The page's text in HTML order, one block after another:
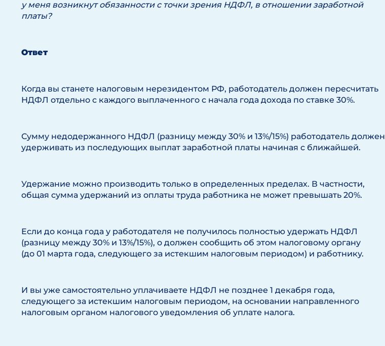
у меня возникнут обязанности с точки зрения НДФЛ, в отношении заработной
платы?
Ответ
Когда вы станете налоговым нерезидентом РФ, работодатель должен пересчитать
НДФЛ отдельно с каждого выплаченного с начала года дохода по ставке 30%.
Сумму недодержанного НДФЛ (разницу между 30% и 13%/15%) работодатель должен
удерживать из последующих выплат заработной платы начиная с ближайшей.
Удержание можно производить только в определенных пределах. В частности,
общая сумма удержаний из оплаты труда работника не может превышать 20%.
Если до конца года у работодателя не получилось полностью удержать НДФЛ
(разницу между 30% и 13%/15%), о должен сообщить об этом налоговому органу
(до 01 марта года, следующего за истекшим налоговым периодом) и работнику.
И вы уже самостоятельно уплачиваете НДФЛ не позднее 1 декабря года,
следующего за истекшим налоговым периодом, на основании направленного
налоговым органом налогового уведомления об уплате налога.